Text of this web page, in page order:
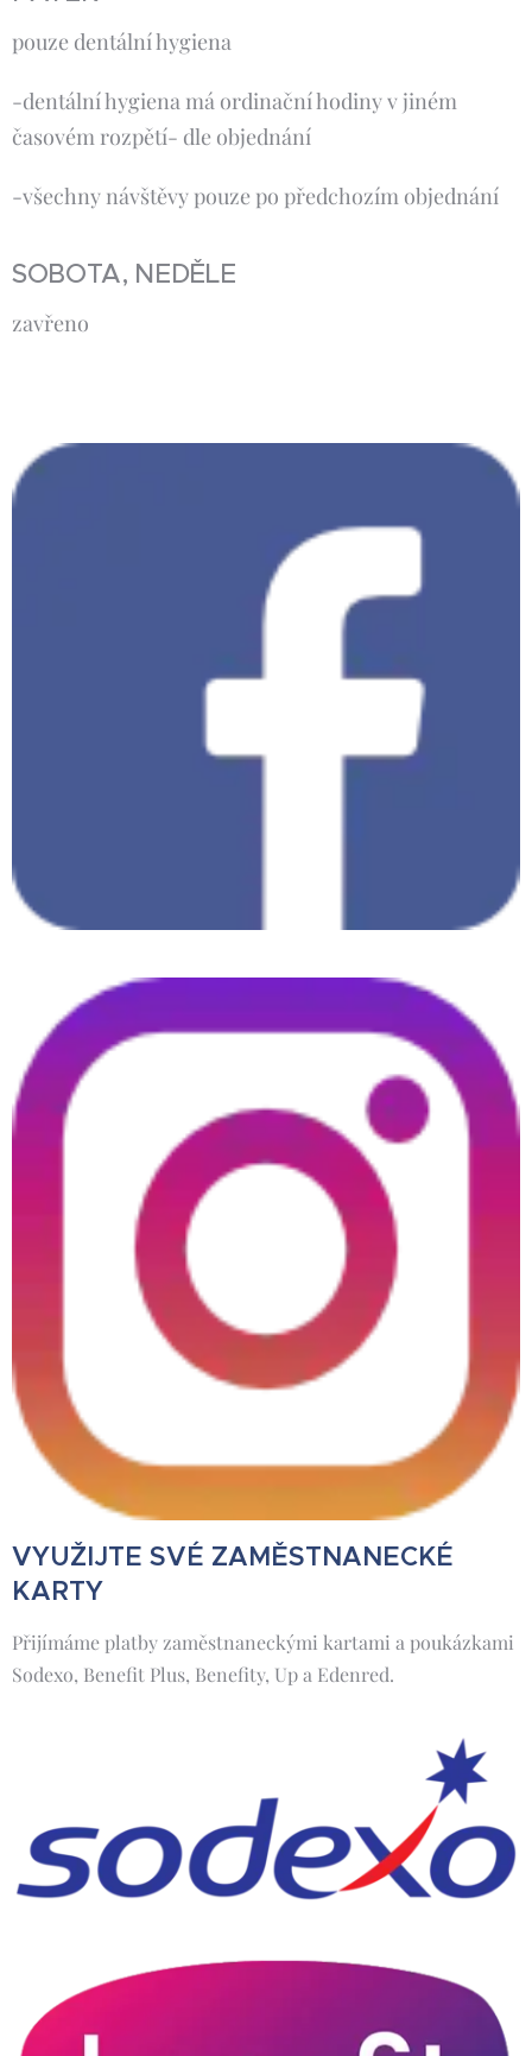
pouze dentální hygiena
-dentální hygiena má ordinační hodiny v jiném
časovém rozpětí- dle objednání
-všechny návštěvy pouze po předchozím objednání
SOBOTA, NEDĚLE
zavřeno
VYUŽIJTE SVÉ ZAMĚSTNANECKÉ
KARTY
Přijímáme platby zaměstnaneckými kartami a poukázkami
Sodexo, Benefit Plus, Benefity, Up a Edenred.